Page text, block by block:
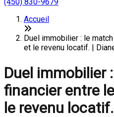
Accueil
Duel immobilier : le
et le revenu locatif. |
Duel immobilier
financier entre
le revenu locatif.